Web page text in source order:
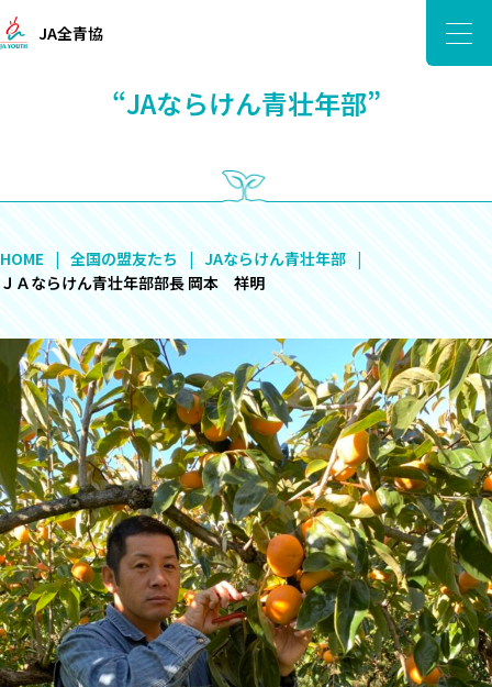
JA全青協
“JAならけん青壮年部”
HOME 全国の盟友たち
JAならけん青壮年部
ＪＡならけん青壮年部部長 岡本 祥明